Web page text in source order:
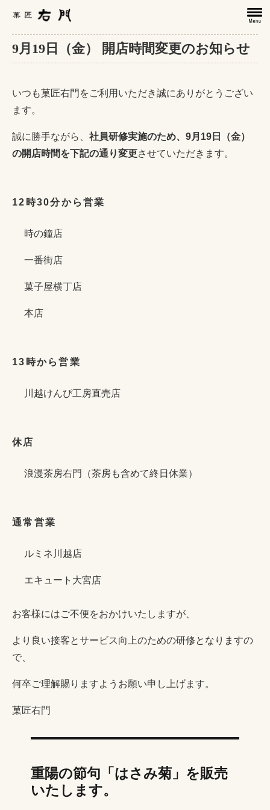
9月19日（金） 開店時間変更のお知らせ
いつも菓匠右門をご利用いただき誠にありがとうござい
ます。
誠に勝手ながら、 社員研修実施のため、9月19日（金）
の開店時間を下記の通り変更させていただきます。
12時30分から営業
時の鐘店
一番街店
菓子屋横丁店
本店
13時から営業
川越けんぴ工房直売店
休店
浪漫茶房右門（茶房も含めて終日休業）
通常営業
ルミネ川越店
エキュート大宮店
お客様にはご不便をおかけいたしますが、
より良い接客とサービス向上のための研修となりますの
で、
何卒ご理解賜りますようお願い申し上げます。
菓匠右門
重陽の節句「はさみ菊」を販売
いたします。